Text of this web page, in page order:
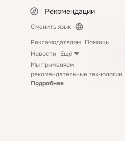
Рекомендации
Сменить язык
Рекламодателям Помощь
Новости Ещё
Мы применяем
рекомендательные технологии
Подробнее